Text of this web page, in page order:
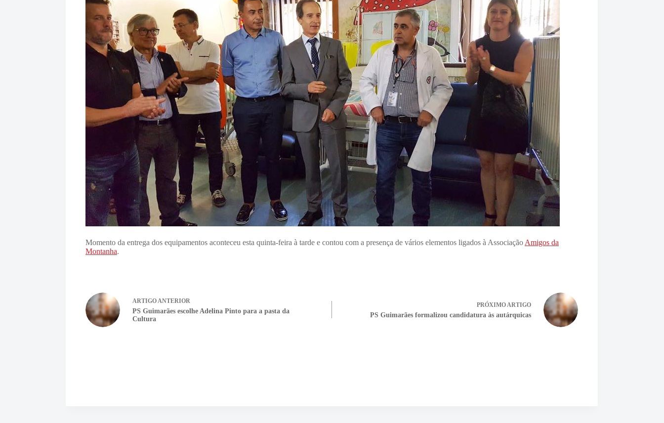
Momento da entrega dos equipamentos aconteceu esta quinta-feira à tarde e contou com a presença de vários elementos ligados à Associação Amigos da
Montanha.
ARTIGOANTERIOR
PS Guimarães escolhe Adelina Pinto para a pasta da
Cultura
PRÓXIMOARTIGO
PS Guimarães formalizou candidatura às autárquicas